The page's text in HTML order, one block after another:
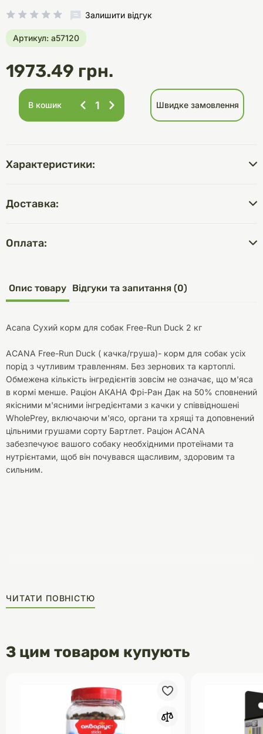
Залишити відгук
Артикул: a57120
1973.49 грн.
В кошик Швидке замовлення
Характеристики:
Доставка:
Оплата:
Опис товару Відгуки та запитання (0)
Acana Сухий корм для собак Free-Run Duck 2 кг
ACANA Free-Run Duck ( качка/груша)- корм для собак усіх
порід з чутливим травленням. Без зернових та картоплі.
Обмежена кількість інгредієнтів зовсім не означає, що м'яса
в кормі менше. Раціон АКАНА Фрі-Ран Дак на 50% сповнений
якісними м'ясними інгредієнтами з качки у співвідношені
WholePrey, включаючи м'ясо, органи та хрящі та доповнений
цільними грушами сорту Бартлет. Раціон ACANA
забезпечуює вашого собаку необхідними протеїнами та
нутрієнтами, щоб він почувався щасливим, здоровим та
сильним.
ЧИТАТИ ПОВНІСТЮ
З цим товаром купують